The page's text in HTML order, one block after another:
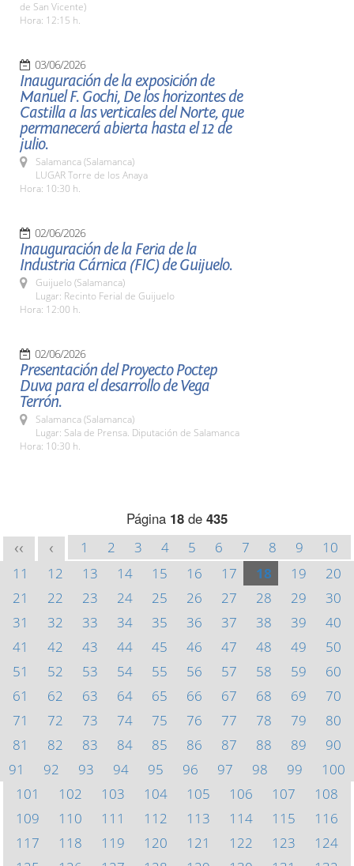
de San Vicente)
Hora: 12:15 h.
03/06/2026
Inauguración de la exposición de
Manuel F. Gochi, De los horizontes de
Castilla a las verticales del Norte, que
permanecerá abierta hasta el 12 de
julio.
Salamanca (Salamanca)
LUGAR Torre de los Anaya
Hora: 10:30 h.
02/06/2026
Inauguración de la Feria de la
Industria Cárnica (FIC) de Guijuelo.
Guijuelo (Salamanca)
Lugar: Recinto Ferial de Guijuelo
Hora: 12:00 h.
02/06/2026
Presentación del Proyecto Poctep
Duva para el desarrollo de Vega
Terrón.
Salamanca (Salamanca)
Lugar: Sala de Prensa. Diputación de Salamanca
Hora: 10:30 h.
Página 18 de 435
<< < 1 2 3 4 5 6 7 8 9
10
11
12 13 14 15 16 17 18 19
20
21
22 23 24 25 26 27 28 29
30
31
32 33 34 35 36 37 38 39
40
41
42 43 44 45 46 47 48 49
50
51
52 53 54 55 56 57 58 59
60
61
62 63 64 65 66 67 68 69
70
71
72 73 74 75 76 77 78 79
80
81
82 83 84 85 86 87 88 89
90
91
92 93 94 95 96 97 98 99
100
101
102 103 104 105 106 107
108
109
110 111 112 113 114 115
116
117
118 119 120 121 122 123
124